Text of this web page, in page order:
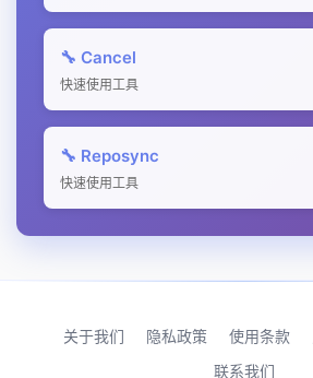
🔧 Cancel
快速使用工具
🔧 Reposync
快速使用工具
关于我们 隐私政策 使用条款
联系我们